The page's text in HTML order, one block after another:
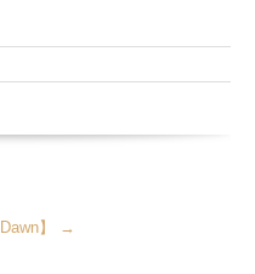
】
→